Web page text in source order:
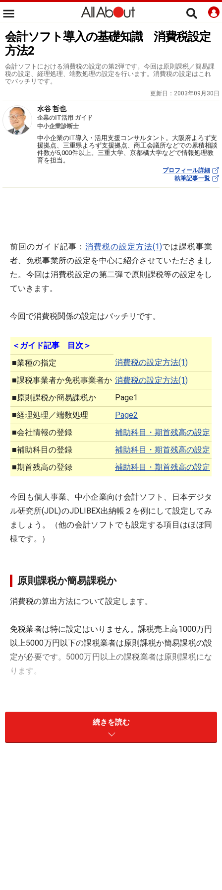
会計ソフト導入の基礎知識 消費税設定
方法2
会計ソフトにおける消費税の設定の第2弾です。今回は原則課税／簡易課
税の設定、経理処理、端数処理の設定を行います。消費税の設定はこれ
でバッチリです。
更新日： 2003年09月30日
水谷 哲也
企業のIT活用 ガイド
中小企業診断士
中小企業のIT導入・活用支援コンサルタント。大阪府よろず支
援拠点、三重県よろず支援拠点、商工会議所などでの累積相談
件数が5,000件以上。三重大学、京都橘大学などで情報処理教
育を担当。
プロフィール詳細
執筆記事一覧
前回のガイド記事：消費税の設定方法(1)では課税事業
者、免税事業所の設定を中心に紹介させていただきまし
た。今回は消費税設定の第二弾で原則課税等の設定をし
ていきます。
今回で消費税関係の設定はバッチリです。
＜ガイド記事 目次＞
■業種の指定
消費税の設定方法(1)
■課税事業者か免税事業者か 消費税の設定方法(1)
■原則課税か簡易課税か
Page1
■経理処理／端数処理
Page2
■会社情報の登録
補助科目・期首残高の設定
■補助科目の登録
補助科目・期首残高の設定
■期首残高の登録
補助科目・期首残高の設定
今回も個人事業、中小企業向け会計ソフト、日本デジタ
ル研究所(JDL)のJDLIBEX出納帳２を例にして設定してみ
ましょう。（他の会計ソフトでも設定する項目はほぼ同
様です。）
原則課税か簡易課税か
消費税の算出方法について設定します。
免税業者は特に設定はいりません。課税売上高1000万円
以上5000万円以下の課税業者は原則課税か簡易課税の設
定が必要です。5000万円以上の課税業者は原則課税にな
ります。
売上高に対する消費税額から、仕入れに対する消費税額
続きを読む